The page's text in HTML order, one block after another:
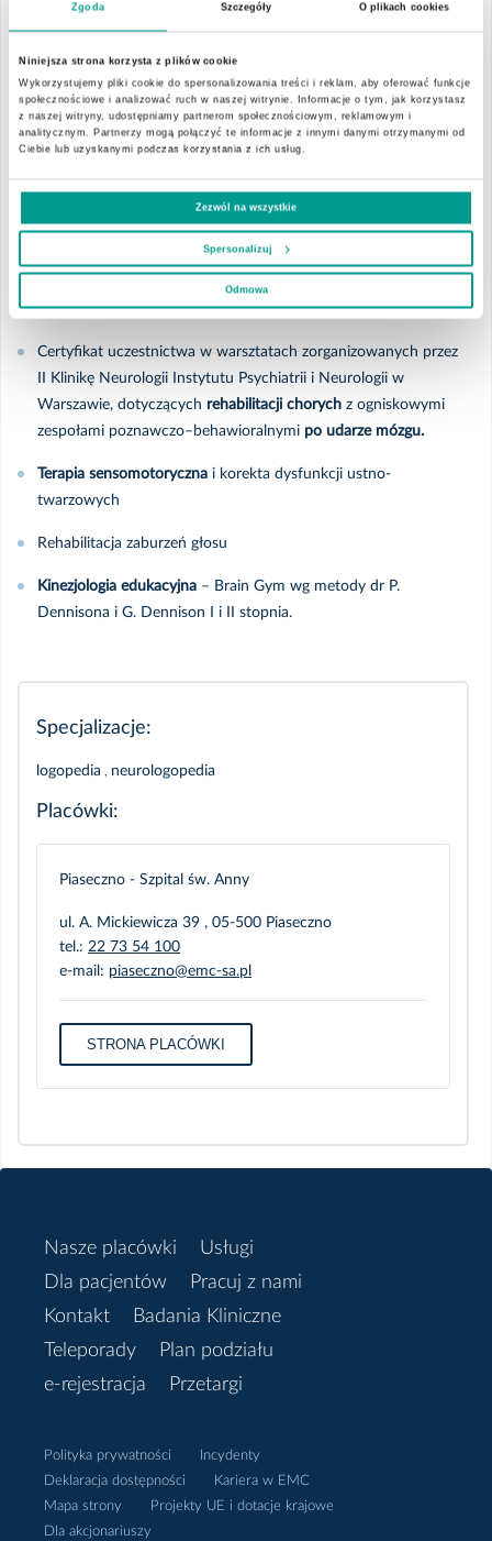
Zgoda Szczegóły O plikach cookies
Niniejsza strona korzysta z plików cookie
Wykorzystujemy pliki cookie do spersonalizowania treści i reklam, aby oferować funkcje
społecznościowe i analizować ruch w naszej witrynie. Informacje o tym, jak korzystasz
z naszej witryny, udostępniamy partnerom społecznościowym, reklamowym i
analitycznym. Partnerzy mogą połączyć te informacje z innymi danymi otrzymanymi od
Ciebie lub uzyskanymi podczas korzystania z ich usług.
Zezwól na wszystkie
Spersonalizuj
Odmowa
producenta)
Diagnoza i terapia dysfagii
komisję chorób naczyniowych komitetu nauk neurologicznych
– wspomagające i alternatywne
sięosób z poważnymi zaburzeniami komunikacji
Certyfikat uczestnictwa w warsztatach zorganizowanych przez
II Klinikę Neurologii Instytutu Psychiatrii i Neurologii w
Warszawie, dotyczących rehabilitacji chorych z ogniskowymi
zespołami poznawczo–behawioralnymi po udarze mózgu.
Terapia sensomotoryczna i korekta dysfunkcji ustno-
twarzowych
Rehabilitacja zaburzeń głosu
Kinezjologia edukacyjna – Brain Gym wg metody dr P.
Dennisona i G. Dennison I i II stopnia.
Specjalizacje:
logopedia , neurologopedia
Placówki:
Piaseczno - Szpital św. Anny
ul. A. Mickiewicza 39 , 05-500 Piaseczno
tel.: 22 73 54 100
e-mail: piaseczno@emc-sa.pl
STRONA PLACÓWKI
Nasze placówki
Usługi
Dla pacjentów
Pracuj z nami
Kontakt
Badania Kliniczne
Teleporady
Plan podziału
e-rejestracja
Przetargi
Polityka prywatności
Incydenty
Deklaracja dostępności
Kariera w EMC
Mapa strony
Projekty UE i dotacje krajowe
Dla akcjonariuszy